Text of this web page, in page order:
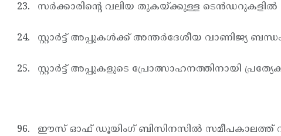
സര്‍ക്കാരിന്റെ വലിയ തുകയ്ക്കുള്ള ടെന്‍ഡറുകളില്‍
സ്റ്റാര്‍ട്ട് അപ്പുകള്‍ക്ക് അന്തര്‍ദേശീയ വാണിജ്യ
സ്റ്റാര്‍ട്ട് അപ്പുകളുടെ പ്രോത്സാഹനത്തിനായി
ഈസ് ഓഫ് ഡൂയിംഗ് ബിസിനസില്‍ സമീപകാലത്ത്